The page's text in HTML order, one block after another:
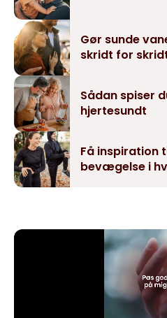
Gør sunde
skridt for
Sådan spiser
hjertesundt
Få inspiration
bevægelse i